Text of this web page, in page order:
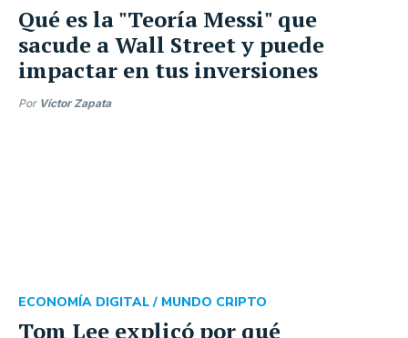
Qué es la "Teoría Messi" que
sacude a Wall Street y puede
impactar en tus inversiones
Por Víctor Zapata
Tom Lee explicó por qué
ECONOMÍA DIGITAL / MUNDO CRIPTO